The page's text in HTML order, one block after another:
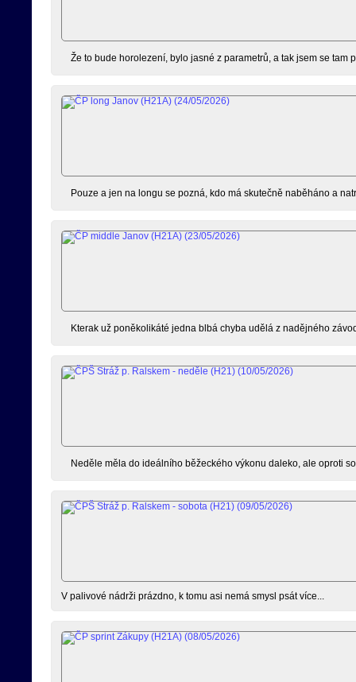
Že to bude horolezení, bylo jasné z parametrů, a tak jsem se
Pouze a jen na longu se pozná, kdo má skutečně naběháno a
Kterak už poněkolikáté jedna blbá chyba udělá z nadějného
Neděle měla do ideálního běžeckého výkonu daleko, ale oproti
V palivové nádrži prázdno, k tomu asi nemá smysl psát více...